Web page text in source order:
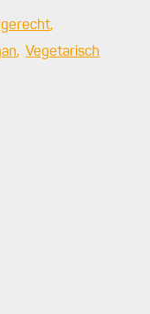
Vegetarisch